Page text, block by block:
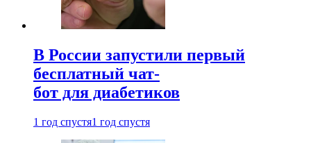
В России запустили первый
бесплатный чат-
бот для диабетиков
1 год спустя1 год спустя